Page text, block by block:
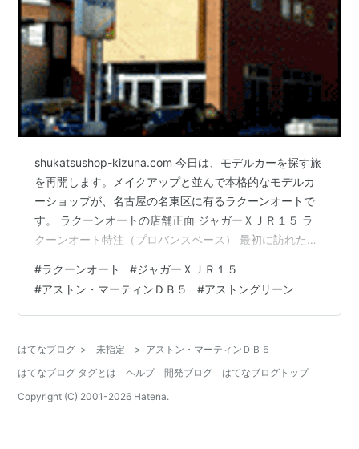
shukatsushop-kizuna.com 今日は、モデルカーを探す旅
を再開します。メイクアップと並んで本格的なモデルカ
ーショップが、名古屋の名東区に有るラクーンオートで
す。 ラクーンオートの店舗正面 ジャガーＸＪＲ１５ ラ
クーンオート特注（プロバンスベース） 最初に訪れたの
－ネットでサイトを見てはいましたが、名古屋駅から地
下鉄東山線で一社（いっしゃ）下車、市バスに乗り訪問
しました。 ショーウインドにはＢＢＲ，ＭＲコレクショ
り、見応えの有る作品ばかりでした。 結局その日は、フ
ェラーリＦ３５５…
#ラクーンオート #ジャガーＸＪＲ１５
#アストン・マーティンＤＢ５ #アストングリーン
はてなブログ > 未指定 > アストン・マーティンＤＢ５
はてなブログ タグとは
ヘルプ 開発ブログ
はてなブログトップ
Copyright (C) 2001-2026 Hatena.